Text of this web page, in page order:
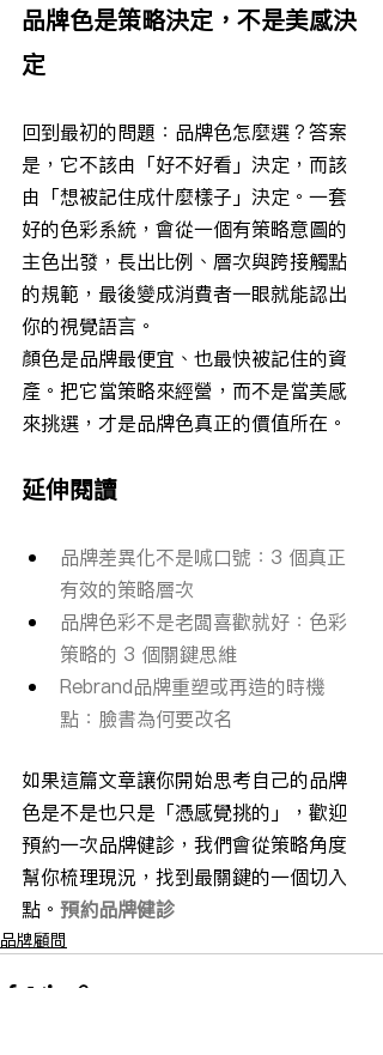
品牌色是策略決定，不是美感決
定
回到最初的問題：品牌色怎麼選？答案
是，它不該由「好不好看」決定，而該
由「想被記住成什麼樣子」決定。一套
好的色彩系統，會從一個有策略意圖的
主色出發，長出比例、層次與跨接觸點
的規範，最後變成消費者一眼就能認出
你的視覺語言。
顏色是品牌最便宜、也最快被記住的資
產。把它當策略來經營，而不是當美感
來挑選，才是品牌色真正的價值所在。
延伸閱讀
品牌差異化不是喊口號：3 個真正
有效的策略層次
品牌色彩不是老闆喜歡就好：色彩
策略的 3 個關鍵思維
Rebrand品牌重塑或再造的時機
點：臉書為何要改名
如果這篇文章讓你開始思考自己的品牌
色是不是也只是「憑感覺挑的」，歡迎
預約一次品牌健診，我們會從策略角度
幫你梳理現況，找到最關鍵的一個切入
點。 預約品牌健診
品牌顧問